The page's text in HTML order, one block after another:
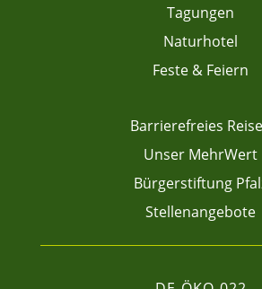
Tagungen
Naturhotel
Feste & Feiern
Barrierefreies
Unser MehrWert
Bürgerstiftung
Stellenangebote